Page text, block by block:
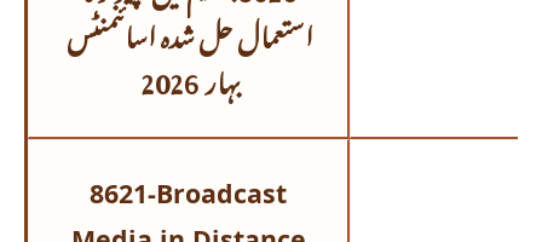
استعمال حل شدہ اسائنمنٹس
بہار 2026
8621-Broadcast